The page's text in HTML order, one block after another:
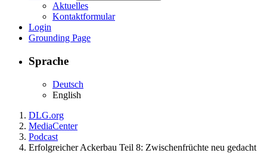
Aktuelles
Kontaktformular
Login
Grounding Page
Sprache
Deutsch
English
DLG.org
MediaCenter
Podcast
Erfolgreicher Ackerbau Teil 8: Zwischenfrüchte neu gedacht